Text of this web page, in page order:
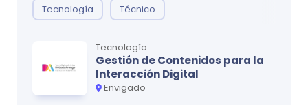
Principios del diseño
Ilustración digital
0
Ilustración científica
Tecnología Técnico
Tecnología
Gestión de Contenidos para la
Interacción Digital
Envigado